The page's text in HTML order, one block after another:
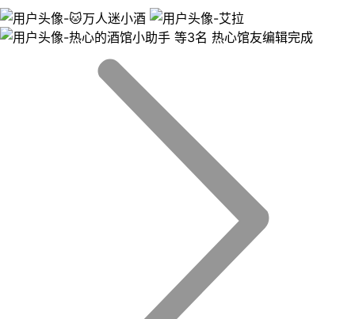
等3名 热心馆友编辑完成